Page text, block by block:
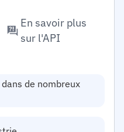
En savoir plus
sur l'API
de nombreux